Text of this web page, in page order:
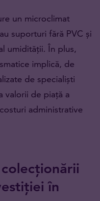
un microclimat
suporturi fără PVC și
umidității. În plus,
implică, de
de specialiști
valorii de piață a
administrative
în